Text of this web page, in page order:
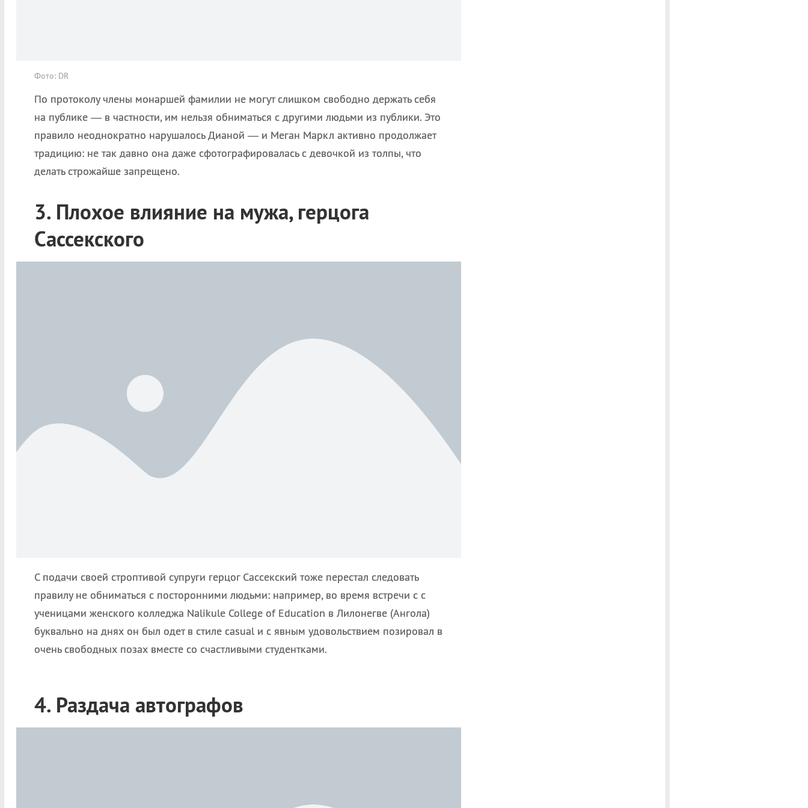
Фото: DR
По протоколу члены монаршей фамилии не могут слишком свободно держать себя
на публике — в частности, им нельзя обниматься с другими людьми из публики. Это
правило неоднократно нарушалось Дианой — и Меган Маркл активно продолжает
традицию: не так давно она даже сфотографировалась с девочкой из толпы, что
делать строжайше запрещено.
3. Плохое влияние на мужа, герцога
Сассекского
С подачи своей строптивой супруги герцог Сассекский тоже перестал следовать
правилу не обниматься с посторонними людьми: например, во время встречи с с
ученицами женского колледжа Nalikule College of Education в Лилонегве (Ангола)
буквально на днях он был одет в стиле casual и с явным удовольствием позировал в
очень свободных позах вместе со счастливыми студентками.
4. Раздача автографов